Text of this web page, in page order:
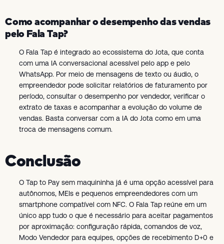
Como acompanhar o desempenho das vendas
pelo Fala Tap?
O Fala Tap é integrado ao ecossistema do Jota, que conta
com uma IA conversacional acessível pelo app e pelo
WhatsApp. Por meio de mensagens de texto ou áudio, o
empreendedor pode solicitar relatórios de faturamento por
período, consultar o desempenho por vendedor, verificar o
extrato de taxas e acompanhar a evolução do volume de
vendas. Basta conversar com a IA do Jota como em uma
troca de mensagens comum.
Conclusão
O Tap to Pay sem maquininha já é uma opção acessível para
autônomos, MEIs e pequenos empreendedores com um
smartphone compatível com NFC. O Fala Tap reúne em um
único app tudo o que é necessário para aceitar pagamentos
por aproximação: configuração rápida, comandos de voz,
Modo Vendedor para equipes, opções de recebimento D+0 e